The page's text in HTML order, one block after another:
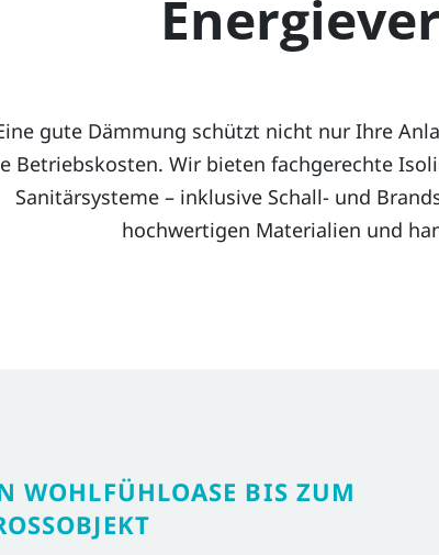
gute Dämmung schützt nicht nur Ihre
Betriebskosten. Wir bieten fachgerechte
Sanitärsysteme – inklusive Schall- und
hochwertigen Materialien und
WOHLFÜHLOASE BIS ZUM